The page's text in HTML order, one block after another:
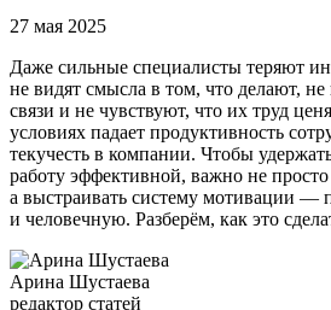
27 мая 2025
Даже сильные специалисты теряют
не видят смысла в том, что делают,
связи и не чувствуют, что их труд
условиях падает продуктивность
текучесть в компании. Чтобы
работу эффективной, важно не просто
а выстраивать систему мотивации —
и человечную. Разберём, как это
Арина Шустаева
редактор статей